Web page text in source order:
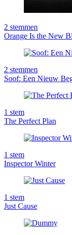
2 stemmen
Orange Is the New
2 stemmen
Soof: Een Nieuw
1 stem
The Perfect Plan
1 stem
Inspector Winter
1 stem
Just Cause